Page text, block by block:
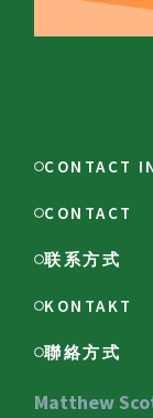
CONTACT
CONTACT
联系方式
KONTAKT
聯絡方式
Matthew